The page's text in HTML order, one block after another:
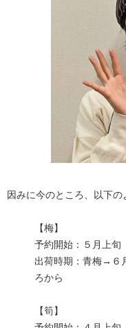
因みに今のところ、以下の
【梅】
予約開始：５月上旬
出荷時期：青梅→６
ろから
【筍】